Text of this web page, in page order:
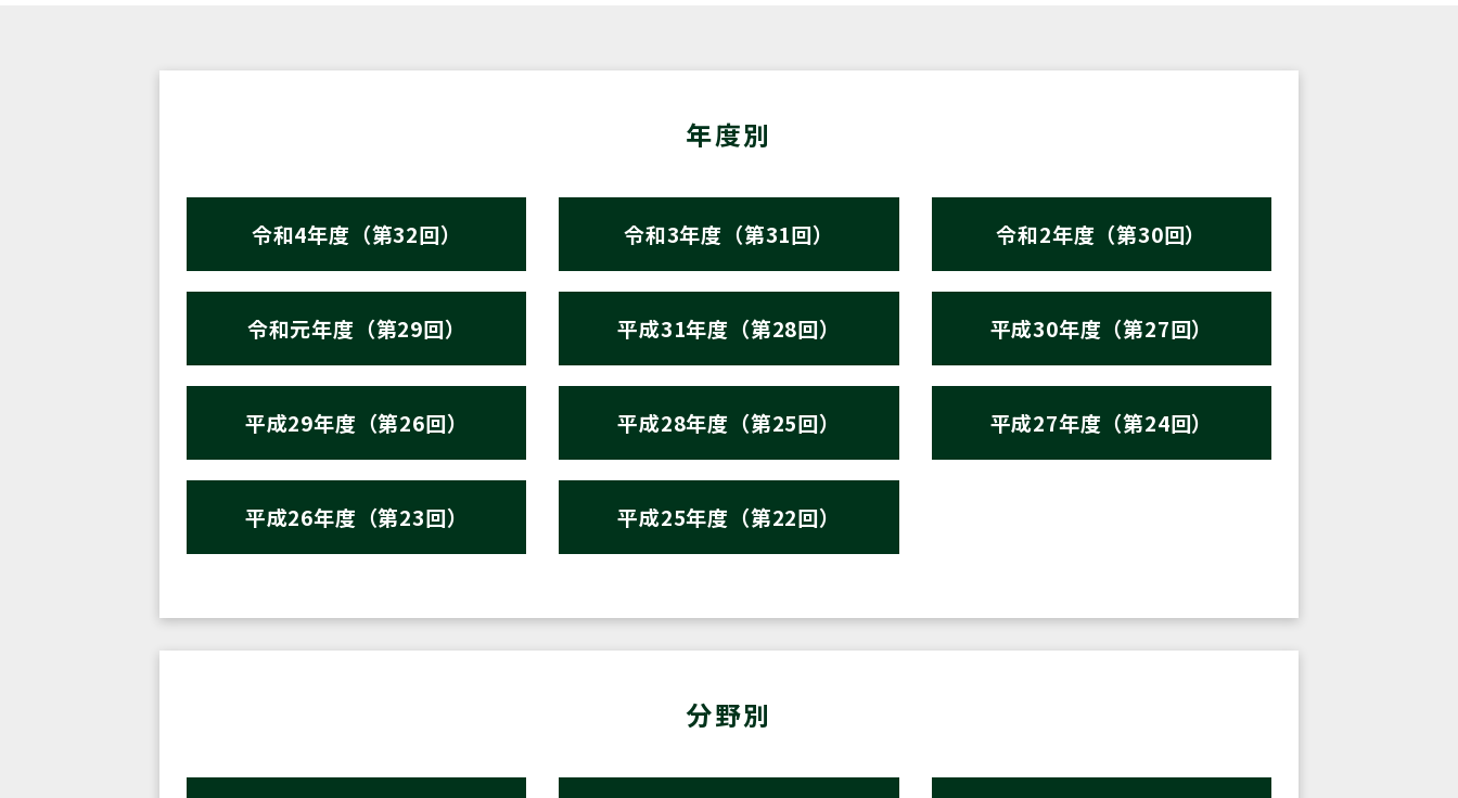
年度別
令和4年度（第32回） 令和3年度（第31回） 令和2年度（第30回）
令和元年度（第29回） 平成31年度（第28回） 平成30年度（第27回）
平成29年度（第26回） 平成28年度（第25回） 平成27年度（第24回）
平成26年度（第23回） 平成25年度（第22回）
分野別